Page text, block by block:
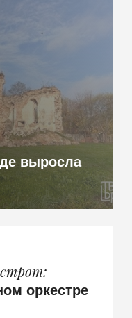
выросла
оркестре